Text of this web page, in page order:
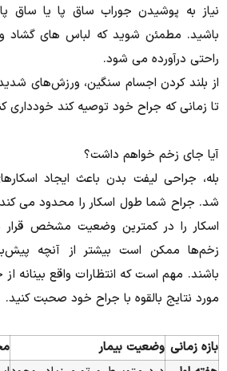
نیاز به پوشیدن جوراب ساق پا یا ساق
باشید. مطمئن شوید که لباس های گشاد
راحتی درآورده می شود.
از بلند کردن اجسام سنگین، ورزش‌های
تا زمانی که جراح خود توصیه کند خودداری
آیا جای زخم خواهم داشت؟
بله، جراحی لیفت بدن باعث ایجاد
شد. جراح شما طول اسکار را محدود می
اسکار را در کمترین وضعیت مشخص قرار
زخم‌ها ممکن است بیشتر از آنچه
باشند. مهم است که انتظارات واقع بینانه
مورد نتایج بالقوه با جراح خود صحبت کنید.
بازه زمانی وضعیت بیمار